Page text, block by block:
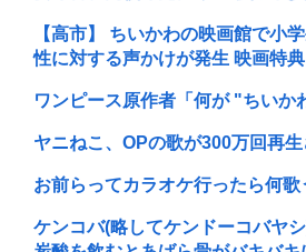
【高市】 ちいかわの映画館で小
性に対する声かけが発生 映画特
ワンピース原作者「何が "ちいか
ヤニねこ、OPの歌が300万回再生
お前らってカラオケ行ったら何歌
ケンコバ(略してケンドーコバヤ